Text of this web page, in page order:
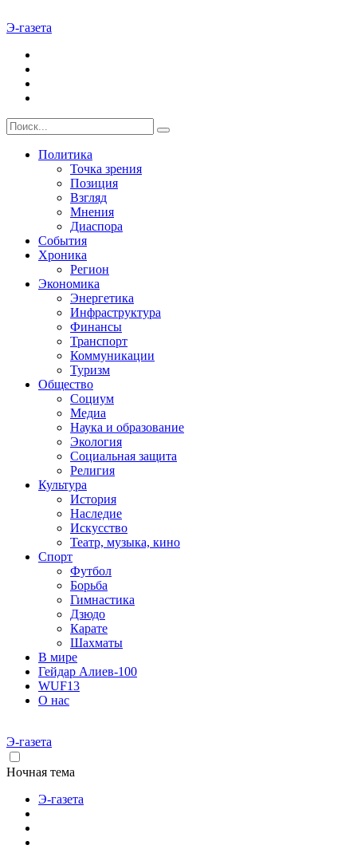
Э-газета
Политика
Точка зрения
Позиция
Взгляд
Мнения
Диаспора
События
Хроника
Регион
Экономика
Энергетика
Инфраструктура
Финансы
Транспорт
Коммуникации
Туризм
Общество
Социум
Медиа
Наука и образование
Экология
Социальная защита
Религия
Культура
История
Наследие
Искусство
Театр, музыка, кино
Спорт
Футбол
Борьба
Гимнастика
Дзюдо
Карате
Шахматы
В мире
Гейдар Алиев-100
WUF13
О нас
Э-газета
Ночная тема
Э-газета